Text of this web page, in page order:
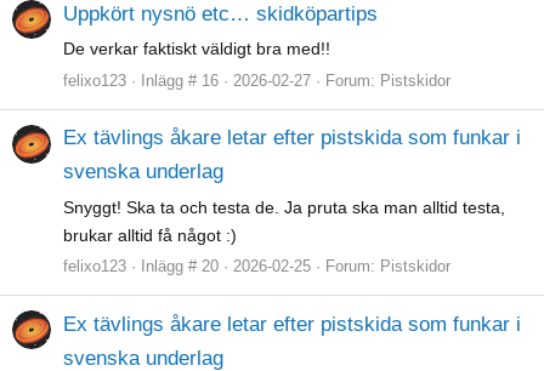
Uppkört nysnö etc… skidköpartips
De verkar faktiskt väldigt bra med!!
felixo123 Inlägg # 16 2026-02-27 Forum: Pistskidor
Ex tävlings åkare letar efter pistskida som funkar i
svenska underlag
Snyggt! Ska ta och testa de. Ja pruta ska man alltid testa,
brukar alltid få något :)
felixo123 Inlägg # 20 2026-02-25 Forum: Pistskidor
Ex tävlings åkare letar efter pistskida som funkar i
svenska underlag